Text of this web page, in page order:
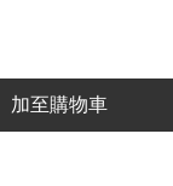
加至購物車